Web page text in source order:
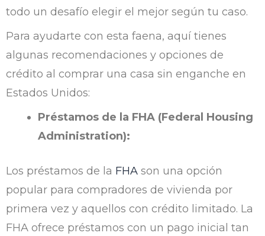
todo un desafío elegir el mejor según tu caso.
Para ayudarte con esta faena, aquí tienes
algunas recomendaciones y opciones de
crédito al comprar una casa sin enganche en
Estados Unidos:
Préstamos de la FHA (Federal Housing
Administration):
Los préstamos de la FHA son una opción
popular para compradores de vivienda por
primera vez y aquellos con crédito limitado. La
FHA ofrece préstamos con un pago inicial tan